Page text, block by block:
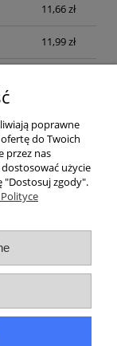
11,66 zł
11,99 zł
poprawne
do Twoich
przez nas
użycie
"Dostosuj zgody".